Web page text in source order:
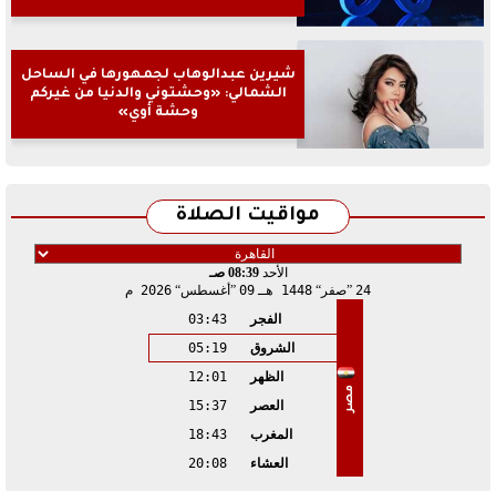
شيرين عبدالوهاب لجمهورها في الساحل
الشمالي: «وحشتوني والدنيا من غيركم
وحشة أوي»
مواقيت الصلاة
الأحد08:39 صـ
24 صفر 1448 هـ 09 أغسطس 2026 م
مصر
الفجر
03:43
الشروق
05:19
الظهر
12:01
العصر
15:37
المغرب
18:43
العشاء
20:08